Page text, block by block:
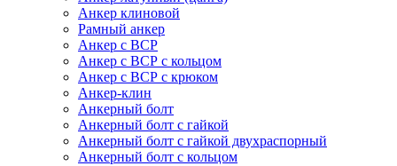
Анкер клиновой
Рамный анкер
Анкер с ВСР
Анкер с ВСР с кольцом
Анкер с ВСР с крюком
Анкер-клин
Анкерный болт
Анкерный болт с гайкой
Анкерный болт с гайкой двухраспорный
Анкерный болт с кольцом